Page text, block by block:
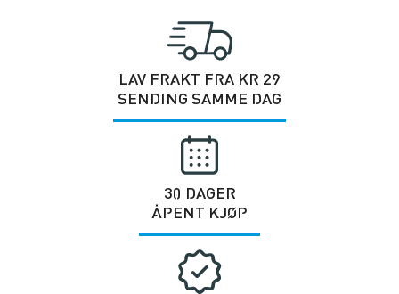
LAV FRAKT FRA KR 29
SENDING SAMME DAG
30 DAGER
ÅPENT KJØP